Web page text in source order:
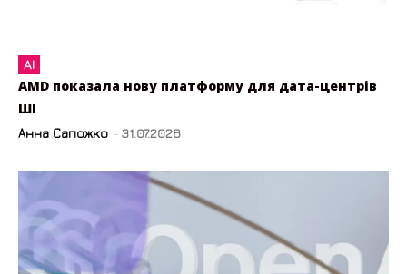
AI
AMD показала нову платформу для дата-центрів
ШІ
Анна Сапожко - 31.07.2026